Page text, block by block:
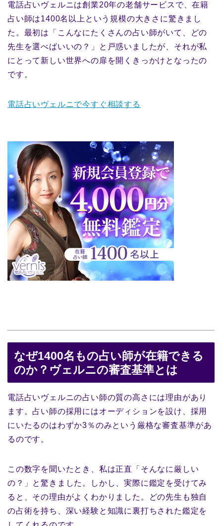
電話占いヴェルニは創業20年の老舗サービスで、在籍
占い師は1400名以上という規模の大きさに驚きまし
た。最初は「こんなにたくさんの占い師がいて、どの
先生を選べばいいの？」と戸惑いましたが、それが私
にとって新しい世界への扉を開くきっかけとなったの
です。
電話占いヴェルニで今すぐ相談する
なぜ1400名もの占い師が在籍できる
のか？ヴェルニの審査基準とは
電話占いヴェルニの占い師の質の高さには理由があり
ます。占い師の採用にはオーディションを設け、採用
にいたるのはわずか3％のみという厳格な審査基準があ
るのです。
この数字を聞いたとき、私は正直「そんなに厳しい
の？」と驚きました。しかし、実際に鑑定を受けてみ
ると、その理由がよくわかりました。どの先生も独自
の占術を持ち、深い経験と知識に裏打ちされた鑑定を